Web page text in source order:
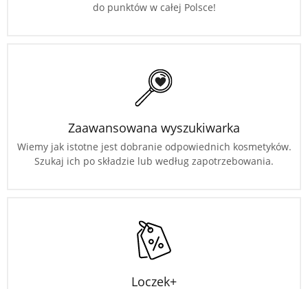
do punktów w całej Polsce!
Zaawansowana wyszukiwarka
Wiemy jak istotne jest dobranie odpowiednich kosmetyków.
Szukaj ich po składzie lub według zapotrzebowania.
Loczek+